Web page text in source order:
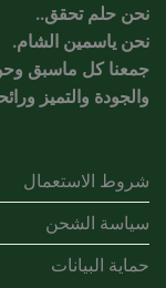
نحن حلم تحقق..
نحن ياسمين الشام.
جمعنا كل ماسبق
والجودة والتميز
شروط الاستعمال
سياسة الشحن
حماية البيانات